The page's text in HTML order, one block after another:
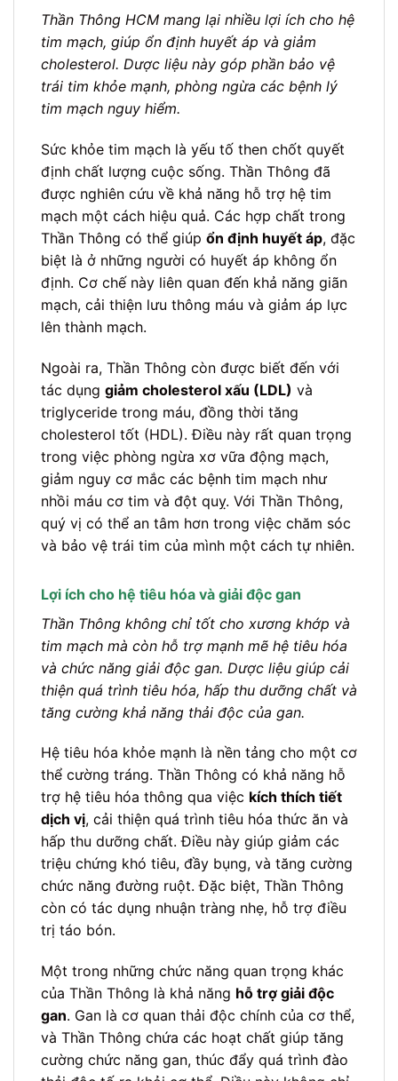
Thần Thông HCM mang lại nhiều lợi ích cho hệ
tim mạch, giúp ổn định huyết áp và giảm
cholesterol. Dược liệu này góp phần bảo vệ
trái tim khỏe mạnh, phòng ngừa các bệnh lý
tim mạch nguy hiểm.
Sức khỏe tim mạch là yếu tố then chốt quyết
định chất lượng cuộc sống. Thần Thông đã
được nghiên cứu về khả năng hỗ trợ hệ tim
mạch một cách hiệu quả. Các hợp chất trong
Thần Thông có thể giúp ổn định huyết áp, đặc
biệt là ở những người có huyết áp không ổn
định. Cơ chế này liên quan đến khả năng giãn
mạch, cải thiện lưu thông máu và giảm áp lực
lên thành mạch.
Ngoài ra, Thần Thông còn được biết đến với
tác dụng giảm cholesterol xấu (LDL) và
triglyceride trong máu, đồng thời tăng
cholesterol tốt (HDL). Điều này rất quan trọng
trong việc phòng ngừa xơ vữa động mạch,
giảm nguy cơ mắc các bệnh tim mạch như
nhồi máu cơ tim và đột quỵ. Với Thần Thông,
quý vị có thể an tâm hơn trong việc chăm sóc
và bảo vệ trái tim của mình một cách tự nhiên.
Lợi ích cho hệ tiêu hóa và giải độc gan
Thần Thông không chỉ tốt cho xương khớp và
tim mạch mà còn hỗ trợ mạnh mẽ hệ tiêu hóa
và chức năng giải độc gan. Dược liệu giúp cải
thiện quá trình tiêu hóa, hấp thu dưỡng chất và
tăng cường khả năng thải độc của gan.
Hệ tiêu hóa khỏe mạnh là nền tảng cho một cơ
thể cường tráng. Thần Thông có khả năng hỗ
trợ hệ tiêu hóa thông qua việc kích thích tiết
dịch vị, cải thiện quá trình tiêu hóa thức ăn và
hấp thu dưỡng chất. Điều này giúp giảm các
triệu chứng khó tiêu, đầy bụng, và tăng cường
chức năng đường ruột. Đặc biệt, Thần Thông
còn có tác dụng nhuận tràng nhẹ, hỗ trợ điều
trị táo bón.
Một trong những chức năng quan trọng khác
của Thần Thông là khả năng hỗ trợ giải độc
gan. Gan là cơ quan thải độc chính của cơ thể,
và Thần Thông chứa các hoạt chất giúp tăng
cường chức năng gan, thúc đẩy quá trình đào